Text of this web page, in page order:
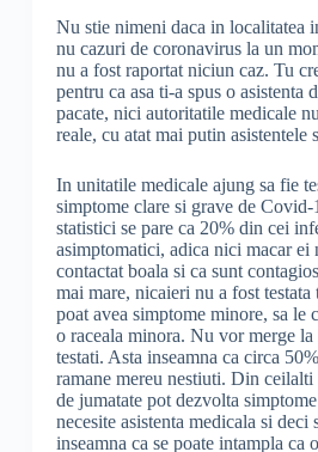
Nu stie nimeni daca in localitatea
nu cazuri de coronavirus la un
nu a fost raportat niciun caz. Tu
pentru ca asa ti-a spus o asistenta
pacate, nici autoritatile medicale
reale, cu atat mai putin asistentele
In unitatile medicale ajung sa fie
simptome clare si grave de
statistici se pare ca 20% din cei
asimptomatici, adica nici macar ei
contactat boala si ca sunt
mai mare, nicaieri nu a fost
poat avea simptome minore, sa le
o raceala minora. Nu vor merge
testati. Asta inseamna ca circa
ramane mereu nestiuti. Din
de jumatate pot dezvolta
necesite asistenta medicala si deci
inseamna ca se poate intampla ca